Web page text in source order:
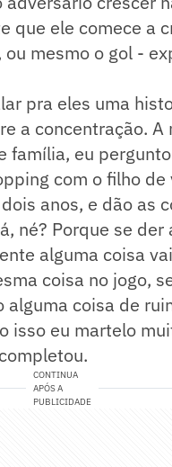
que ele comece a
mesmo o gol -
pra eles uma
a concentração. A
família, eu
com o filho de
anos, e dão as
né? Porque se der
alguma coisa vai
coisa no jogo,
alguma coisa de
isso eu martelo
CONTINUA
APÓS A
PUBLICIDADE